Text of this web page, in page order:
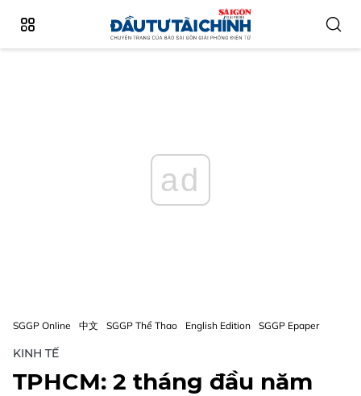
ad
SGGP Online 中文 SGGP Thể Thao English Edition SGGP Epaper
KINH TẾ
TPHCM: 2 tháng đầu năm